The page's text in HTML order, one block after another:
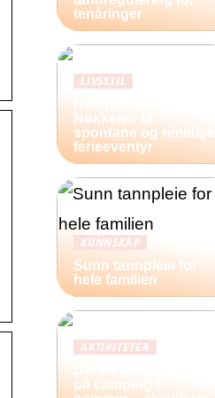
tenåringer
LIVSSTIL
Nøkkelen til
spontane og rimelige
ferieeventyr
KUNNSKAP
Sunn tannpleie for
hele familien
AKTIVITETER
på camping i